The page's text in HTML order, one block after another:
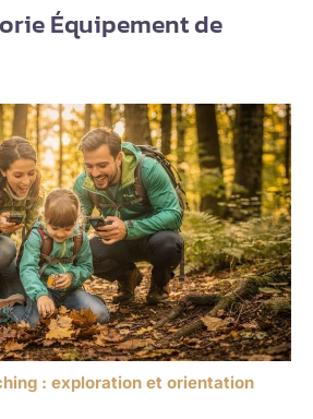
Équipement de
: exploration et orientation